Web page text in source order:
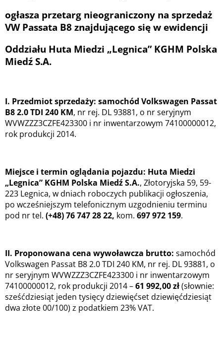
ogłasza przetarg nieograniczony na sprzedaż
VW Passata B8 znajdującego się w ewidencji
Oddziału Huta Miedzi „Legnica” KGHM Polska
Miedź S.A.
I. Przedmiot sprzedaży: samochód Volkswagen Passat
B8 2.0 TDI 240 KM, nr rej. DL 93881, o nr seryjnym
WVWZZZ3CZFE423300 i nr inwentarzowym 74100000012,
rok produkcji 2014.
Miejsce i termin oglądania pojazdu: Huta Miedzi
„Legnica” KGHM Polska Miedź S.A., Złotoryjska 59, 59-
223 Legnica, w dniach roboczych publikacji ogłoszenia,
po wcześniejszym telefonicznym uzgodnieniu terminu
pod nr tel. (+48) 76 747 28 22, kom. 697 972 159.
II. Proponowana cena wywoławcza brutto: samochód
Volkswagen Passat B8 2.0 TDI 240 KM, nr rej. DL 93881, o
nr seryjnym WVWZZZ3CZFE423300 i nr inwentarzowym
74100000012, rok produkcji 2014 –61 992,00 zł(słownie:
sześćdziesiąt jeden tysięcy dziewięćset dziewięćdziesiąt
dwa złote 00/100) z podatkiem 23% VAT.